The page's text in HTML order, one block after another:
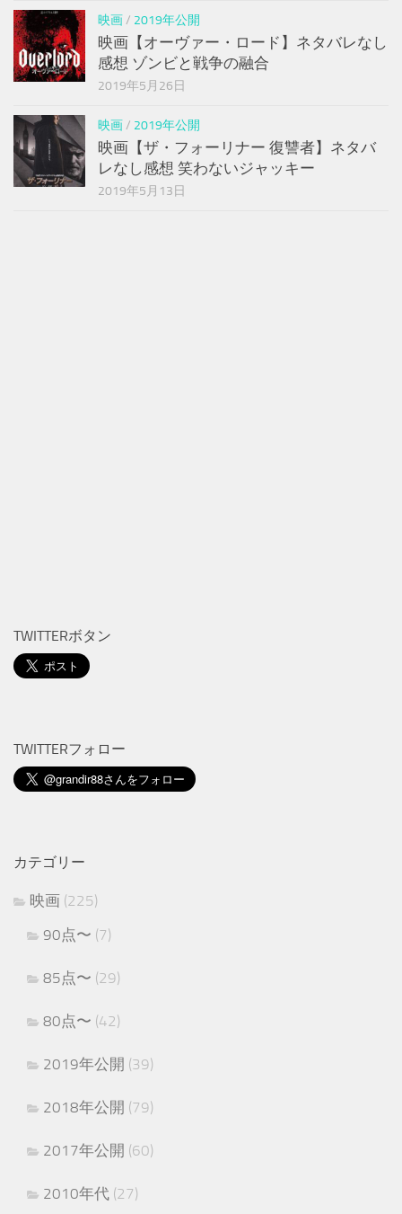
映画/ 2019年公開
映画【オーヴァー・ロード】ネタバレなし
感想 ゾンビと戦争の融合
2019年5月26日
映画/ 2019年公開
映画【ザ・フォーリナー 復讐者】ネタバ
レなし感想 笑わないジャッキー
2019年5月13日
TWITTERボタン
TWITTERフォロー
カテゴリー
映画 (225)
90点〜 (7)
85点〜 (29)
80点〜 (42)
2019年公開 (39)
2018年公開 (79)
2017年公開 (60)
2010年代 (27)